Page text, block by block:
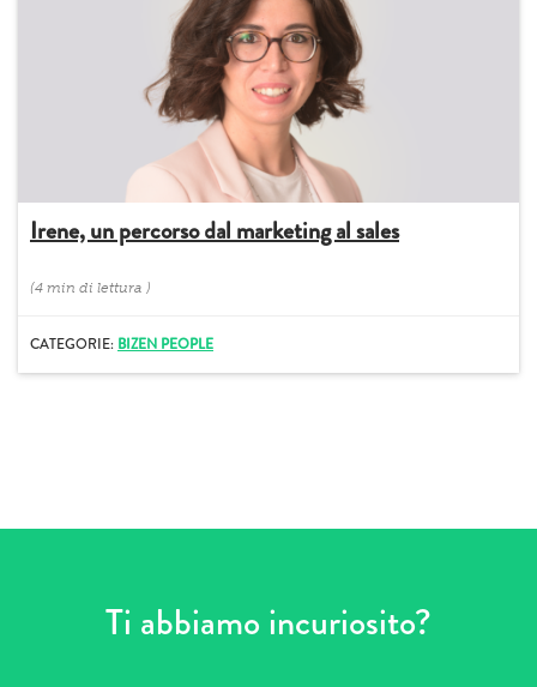
Irene, un percorso dal marketing al sales
(4 min di lettura )
CATEGORIE:BIZEN PEOPLE
Ti abbiamo incuriosito?